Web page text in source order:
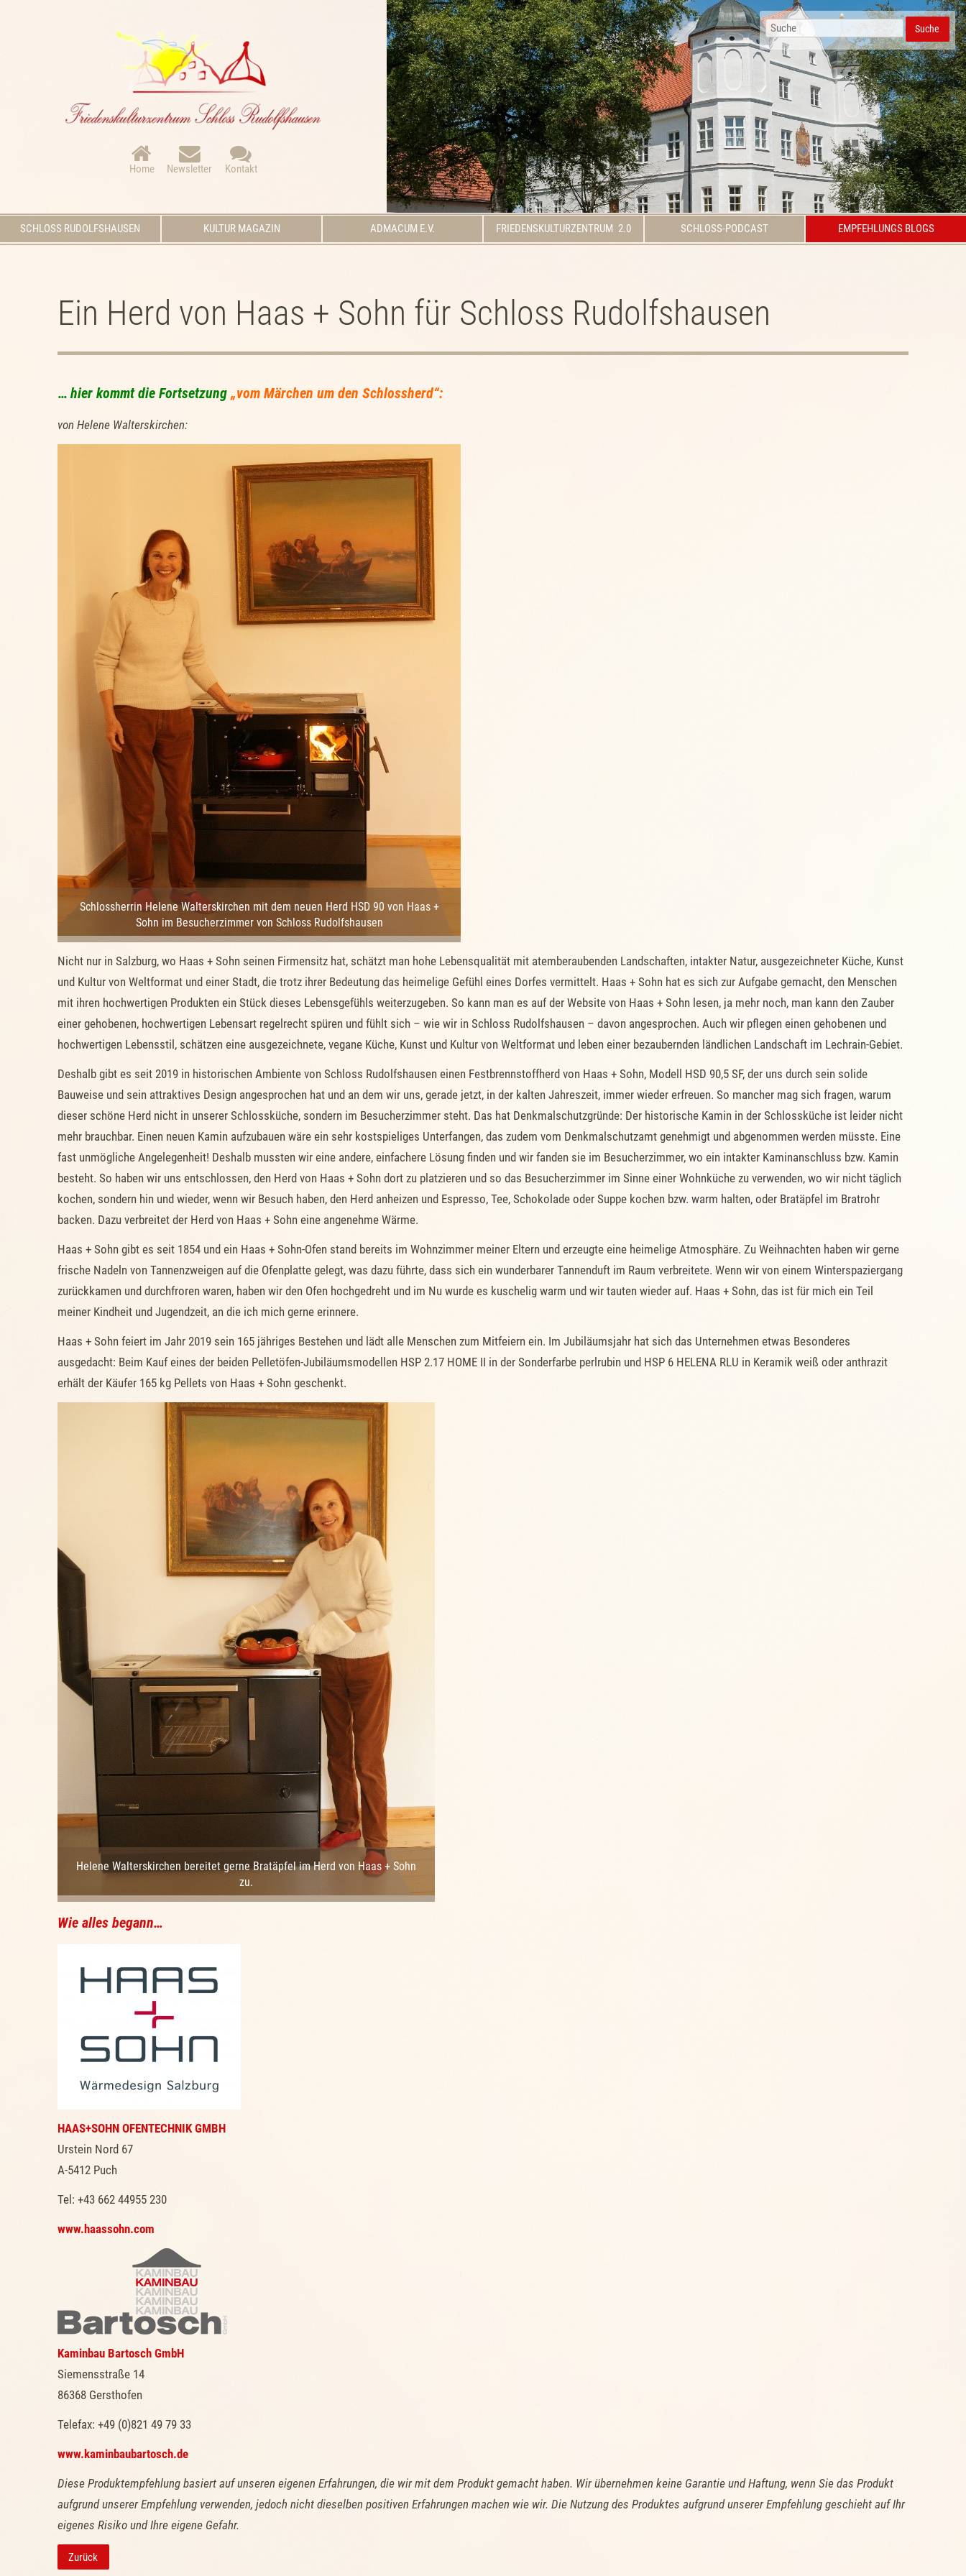
Navigation
überspringen
Home
Newsletter Kontakt
Suche
Navigation
überspringen
SCHLOSS RUDOLFSHAUSEN KULTUR MAGAZIN ADMACUM E.V. FRIEDENSKULTURZENTRUM 2.0 SCHLOSS-PODCAST EMPFEHLUNGS BLOGS
Ein Herd von Haas + Sohn für Schloss Rudolfshausen
… hier kommt die Fortsetzung „vom Märchen um den Schlossherd“:
von Helene Walterskirchen:
Schlossherrin Helene Walterskirchen mit dem neuen Herd HSD 90 von Haas +
Sohn im Besucherzimmer von Schloss Rudolfshausen
Nicht nur in Salzburg, wo Haas + Sohn seinen Firmensitz hat, schätzt man hohe Lebensqualität mit atemberaubenden Landschaften, intakter Natur, ausgezeichneter Küche, Kunst
und Kultur von Weltformat und einer Stadt, die trotz ihrer Bedeutung das heimelige Gefühl eines Dorfes vermittelt. Haas + Sohn hat es sich zur Aufgabe gemacht, den Menschen
mit ihren hochwertigen Produkten ein Stück dieses Lebensgefühls weiterzugeben. So kann man es auf der Website von Haas + Sohn lesen, ja mehr noch, man kann den Zauber
einer gehobenen, hochwertigen Lebensart regelrecht spüren und fühlt sich – wie wir in Schloss Rudolfshausen – davon angesprochen. Auch wir pflegen einen gehobenen und
hochwertigen Lebensstil, schätzen eine ausgezeichnete, vegane Küche, Kunst und Kultur von Weltformat und leben einer bezaubernden ländlichen Landschaft im Lechrain-Gebiet.
Deshalb gibt es seit 2019 in historischen Ambiente von Schloss Rudolfshausen einen Festbrennstoffherd von Haas + Sohn, Modell HSD 90,5 SF, der uns durch sein solide
Bauweise und sein attraktives Design angesprochen hat und an dem wir uns, gerade jetzt, in der kalten Jahreszeit, immer wieder erfreuen. So mancher mag sich fragen, warum
dieser schöne Herd nicht in unserer Schlossküche, sondern im Besucherzimmer steht. Das hat Denkmalschutzgründe: Der historische Kamin in der Schlossküche ist leider nicht
mehr brauchbar. Einen neuen Kamin aufzubauen wäre ein sehr kostspieliges Unterfangen, das zudem vom Denkmalschutzamt genehmigt und abgenommen werden müsste. Eine
fast unmögliche Angelegenheit! Deshalb mussten wir eine andere, einfachere Lösung finden und wir fanden sie im Besucherzimmer, wo ein intakter Kaminanschluss bzw. Kamin
besteht. So haben wir uns entschlossen, den Herd von Haas + Sohn dort zu platzieren und so das Besucherzimmer im Sinne einer Wohnküche zu verwenden, wo wir nicht täglich
kochen, sondern hin und wieder, wenn wir Besuch haben, den Herd anheizen und Espresso, Tee, Schokolade oder Suppe kochen bzw. warm halten, oder Bratäpfel im Bratrohr
backen. Dazu verbreitet der Herd von Haas + Sohn eine angenehme Wärme.
Haas + Sohn gibt es seit 1854 und ein Haas + Sohn-Ofen stand bereits im Wohnzimmer meiner Eltern und erzeugte eine heimelige Atmosphäre. Zu Weihnachten haben wir gerne
frische Nadeln von Tannenzweigen auf die Ofenplatte gelegt, was dazu führte, dass sich ein wunderbarer Tannenduft im Raum verbreitete. Wenn wir von einem Winterspaziergang
zurückkamen und durchfroren waren, haben wir den Ofen hochgedreht und im Nu wurde es kuschelig warm und wir tauten wieder auf. Haas + Sohn, das ist für mich ein Teil
meiner Kindheit und Jugendzeit, an die ich mich gerne erinnere.
Haas + Sohn feiert im Jahr 2019 sein 165 jähriges Bestehen und lädt alle Menschen zum Mitfeiern ein. Im Jubiläumsjahr hat sich das Unternehmen etwas Besonderes
ausgedacht: Beim Kauf eines der beiden Pelletöfen-Jubiläumsmodellen HSP 2.17 HOME II in der Sonderfarbe perlrubin und HSP 6 HELENA RLU in Keramik weiß oder anthrazit
erhält der Käufer 165 kg Pellets von Haas + Sohn geschenkt.
Helene Walterskirchen bereitet gerne Bratäpfel im Herd von Haas + Sohn
zu.
Wie alles begann…
HAAS+SOHN OFENTECHNIK GMBH
Urstein Nord 67
A-5412 Puch
Tel: +43 662 44955 230
www.haassohn.com
Kaminbau Bartosch GmbH
Siemensstraße 14
86368 Gersthofen
Telefax: +49 (0)821 49 79 33
www.kaminbaubartosch.de
Diese Produktempfehlung basiert auf unseren eigenen Erfahrungen, die wir mit dem Produkt gemacht haben. Wir übernehmen keine Garantie und Haftung, wenn Sie das Produkt
aufgrund unserer Empfehlung verwenden, jedoch nicht dieselben positiven Erfahrungen machen wie wir. Die Nutzung des Produktes aufgrund unserer Empfehlung geschieht auf Ihr
eigenes Risiko und Ihre eigene Gefahr.
Zurück